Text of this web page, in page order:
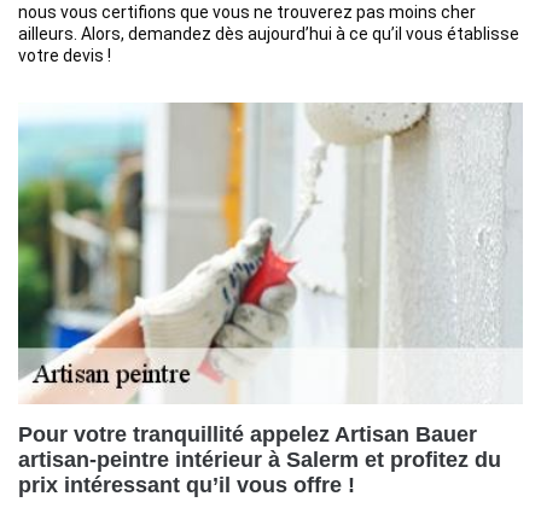
nous vous certifions que vous ne trouverez pas moins cher
ailleurs. Alors, demandez dès aujourd’hui à ce qu’il vous établisse
votre devis !
Pour votre tranquillité appelez Artisan Bauer
artisan-peintre intérieur à Salerm et profitez du
prix intéressant qu’il vous offre !